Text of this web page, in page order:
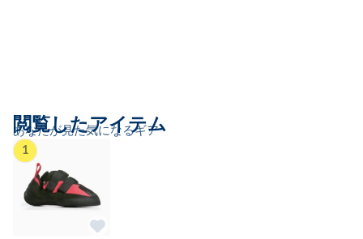
あなたが見た気になるギア
閲覧したアイテム
1